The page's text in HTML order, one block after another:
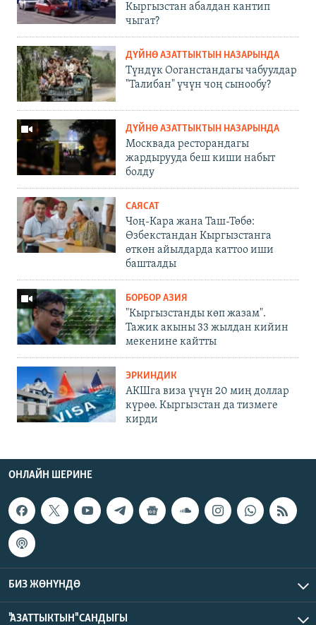
Кыргызстан абалдан кантип
чыгат?
ДҮЙНӨ АЗАТТЫКТЫН НАЗАРЫНДА
Түндүк Ооганстандагы чабуулдар
"Талибан" үчүн чоң сынообу?
ДҮЙНӨ АЗАТТЫКТЫН НАЗАРЫНДА
Москвада ресторандагы
жардырууда беш киши набыт
болду
САЯСАТ
Чоң-Кара жана Таш-Төбө:
Өзбекстандан Кыргызстанга
өткөн айылдарда каттоо иши
башталды
БОРБОР АЗИЯ
"Кыргызстанды көп жазам".
Тажик акыны 33 жылдан кийин
мекенине кайтты
ЭРКИНДИК
АКШга виза үчүн 20 миң доллар
күрөө. Кыргызстан да тизмеге
кирди
ОНЛАЙН ШЕРИНЕ
БИЗ ЖӨНҮНДӨ
"АЗАТТЫКТЫН" САНДЫГЫ